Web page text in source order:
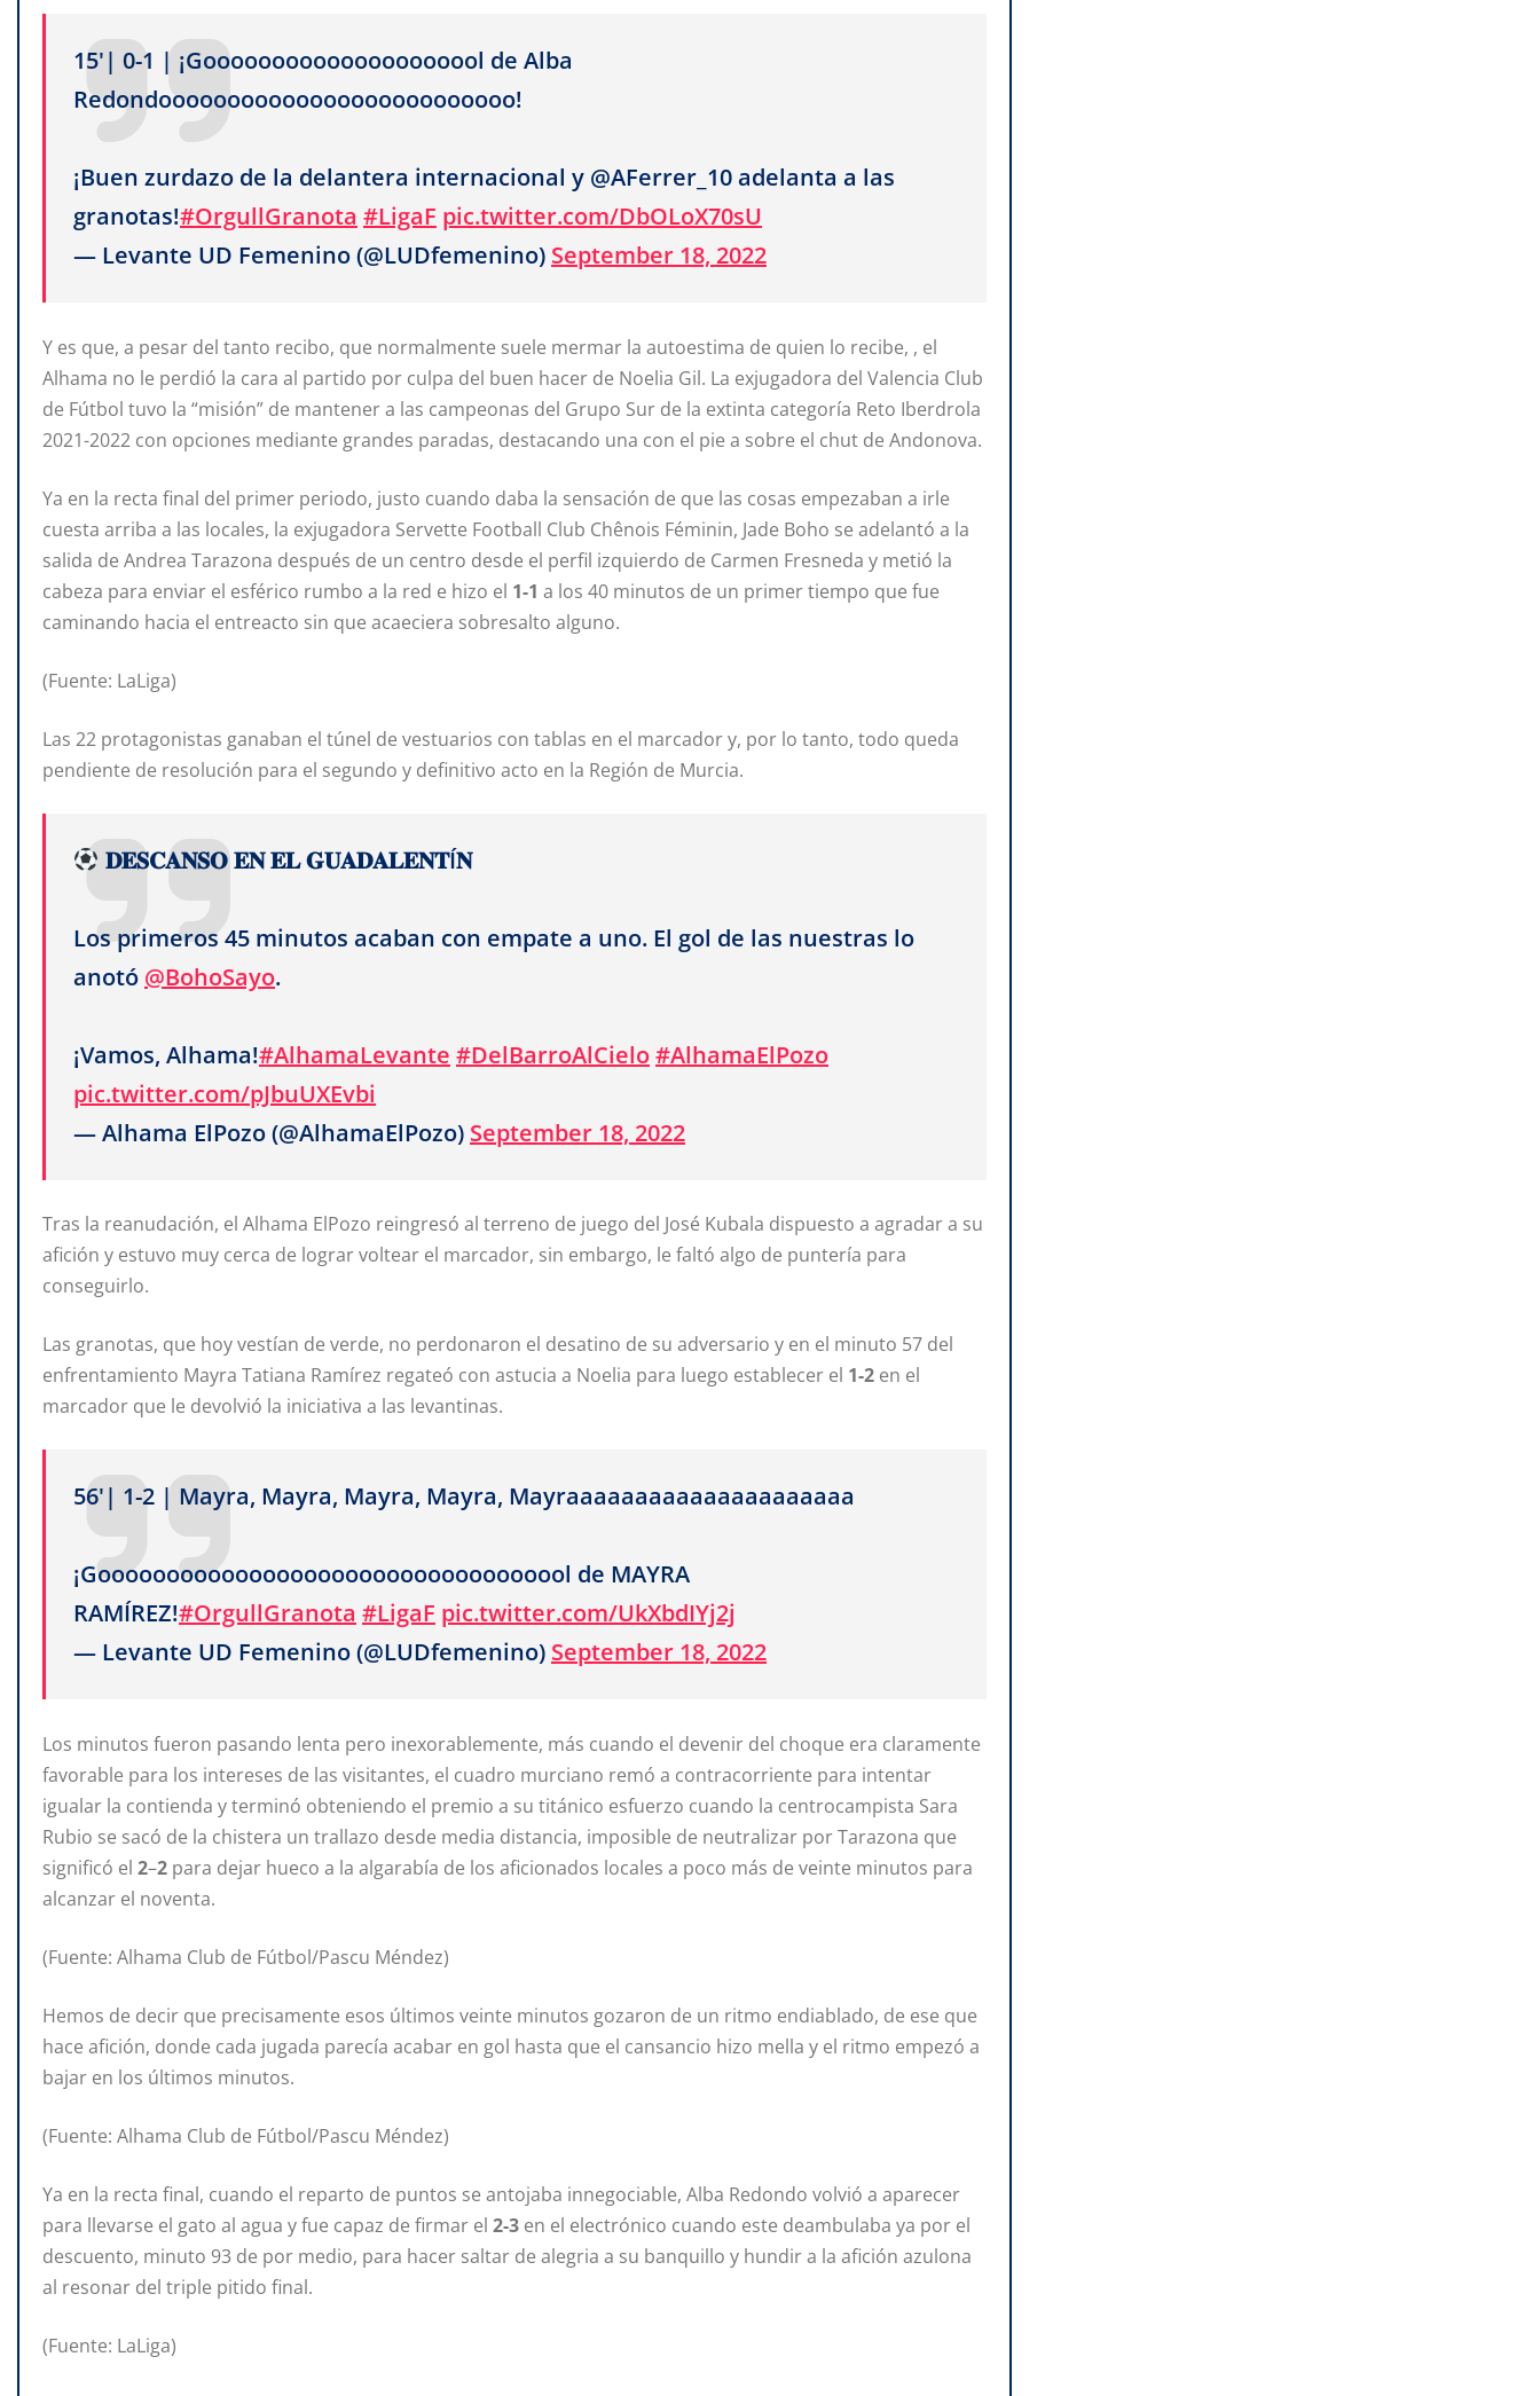
15'| 0-1 | ¡Gooooooooooooooooooool de Alba
Redondoooooooooooooooooooooooooo!
¡Buen zurdazo de la delantera internacional y @AFerrer_10 adelanta a las
granotas!#OrgullGranota #LigaF pic.twitter.com/DbOLoX70sU
— Levante UD Femenino (@LUDfemenino) September 18, 2022
Y es que, a pesar del tanto recibo, que normalmente suele mermar la autoestima de quien lo recibe, , el
Alhama no le perdió la cara al partido por culpa del buen hacer de Noelia Gil. La exjugadora del Valencia Club
de Fútbol tuvo la “misión” de mantener a las campeonas del Grupo Sur de la extinta categoría Reto Iberdrola
2021-2022 con opciones mediante grandes paradas, destacando una con el pie a sobre el chut de Andonova.
Ya en la recta final del primer periodo, justo cuando daba la sensación de que las cosas empezaban a irle
cuesta arriba a las locales, la exjugadora Servette Football Club Chênois Féminin, Jade Boho se adelantó a la
salida de Andrea Tarazona después de un centro desde el perfil izquierdo de Carmen Fresneda y metió la
cabeza para enviar el esférico rumbo a la red e hizo el 1-1 a los 40 minutos de un primer tiempo que fue
caminando hacia el entreacto sin que acaeciera sobresalto alguno.
(Fuente: LaLiga)
Las 22 protagonistas ganaban el túnel de vestuarios con tablas en el marcador y, por lo tanto, todo queda
pendiente de resolución para el segundo y definitivo acto en la Región de Murcia.
𝐃𝐄𝐒𝐂𝐀𝐍𝐒𝐎 𝐄𝐍 𝐄𝐋 𝐆𝐔𝐀𝐃𝐀𝐋𝐄𝐍𝐓Í𝐍
Los primeros 45 minutos acaban con empate a uno. El gol de las nuestras lo
anotó @BohoSayo.
¡Vamos, Alhama!#AlhamaLevante #DelBarroAlCielo#AlhamaElPozo
pic.twitter.com/pJbuUXEvbi
— Alhama ElPozo (@AlhamaElPozo) September 18, 2022
Tras la reanudación, el Alhama ElPozo reingresó al terreno de juego del José Kubala dispuesto a agradar a su
afición y estuvo muy cerca de lograr voltear el marcador, sin embargo, le faltó algo de puntería para
conseguirlo.
Las granotas, que hoy vestían de verde, no perdonaron el desatino de su adversario y en el minuto 57 del
enfrentamiento Mayra Tatiana Ramírez regateó con astucia a Noelia para luego establecer el 1-2 en el
marcador que le devolvió la iniciativa a las levantinas.
56'| 1-2 | Mayra, Mayra, Mayra, Mayra, Mayraaaaaaaaaaaaaaaaaaaaa
¡Gooooooooooooooooooooooooooooooooool de MAYRA
RAMÍREZ!#OrgullGranota #LigaF pic.twitter.com/UkXbdIYj2j
— Levante UD Femenino (@LUDfemenino) September 18, 2022
Los minutos fueron pasando lenta pero inexorablemente, más cuando el devenir del choque era claramente
favorable para los intereses de las visitantes, el cuadro murciano remó a contracorriente para intentar
igualar la contienda y terminó obteniendo el premio a su titánico esfuerzo cuando la centrocampista Sara
Rubio se sacó de la chistera un trallazo desde media distancia, imposible de neutralizar por Tarazona que
significó el 2–2 para dejar hueco a la algarabía de los aficionados locales a poco más de veinte minutos para
alcanzar el noventa.
(Fuente: Alhama Club de Fútbol/Pascu Méndez)
Hemos de decir que precisamente esos últimos veinte minutos gozaron de un ritmo endiablado, de ese que
hace afición, donde cada jugada parecía acabar en gol hasta que el cansancio hizo mella y el ritmo empezó a
bajar en los últimos minutos.
(Fuente: Alhama Club de Fútbol/Pascu Méndez)
Ya en la recta final, cuando el reparto de puntos se antojaba innegociable, Alba Redondo volvió a aparecer
para llevarse el gato al agua y fue capaz de firmar el 2-3 en el electrónico cuando este deambulaba ya por el
descuento, minuto 93 de por medio, para hacer saltar de alegria a su banquillo y hundir a la afición azulona
al resonar del triple pitido final.
(Fuente: LaLiga)